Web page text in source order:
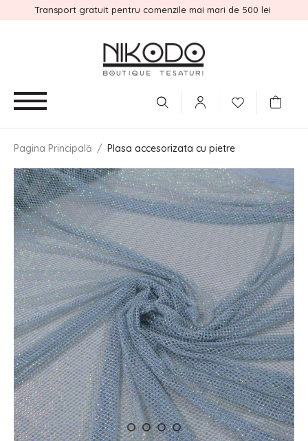
Transport gratuit pentru comenzile mai mari de 500 lei
Pagina Principală / Plasa accesorizata cu pietre